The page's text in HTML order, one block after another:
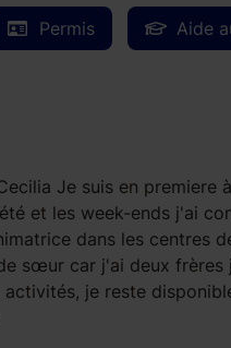
Permis Aide
Je suis en
et les week-ends j'ai
dans les centres
sœur car j'ai deux frères
je reste